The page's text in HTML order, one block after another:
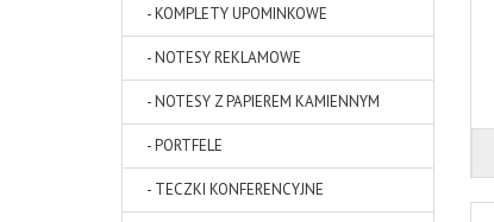
- KOMPLETY UPOMINKOWE
- NOTESY REKLAMOWE
- NOTESY Z PAPIEREM KAMIENNYM
- PORTFELE
- TECZKI KONFERENCYJNE